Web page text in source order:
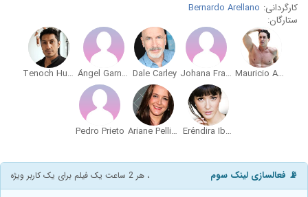
کارگردانی: Bernardo Arellano
ستارگان:
Mauricio Aspe
Johana Fragoso Blendl
Dale Carley
Ángel Garnica
Tenoch Huerta
Eréndira Ibarra
Ariane Pellicer
Pedro Prieto
📡 فعالسازی لینک سوم ، هر 2 ساعت یک فیلم برای یک کاربر ویژه